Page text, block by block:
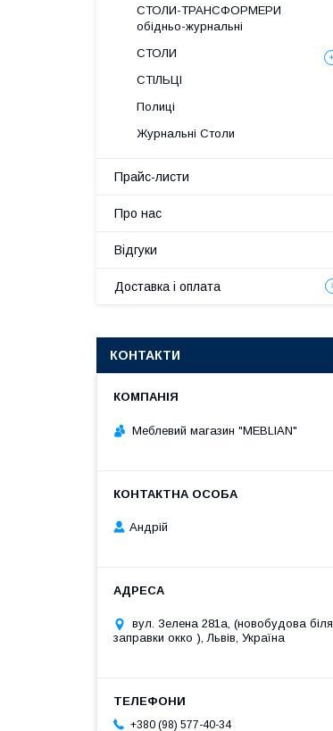
СТОЛИ-ТРАНСФОРМЕРИ
обідньо-журнальні
СТОЛИ
СТІЛЬЦІ
Полиці
Журнальні Столи
Прайс-листи
Про нас
Відгуки
Доставка і оплата
КОНТАКТИ
Меблевий магазин "MEBLIAN"
Андрій
вул. Зелена 281а, (новобудова біля
заправки окко ), Львів, Україна
+380 (98) 577-40-34